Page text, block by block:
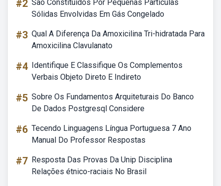
#2 São Constituídos Por Pequenas Partículas
Sólidas Envolvidas Em Gás Congelado
#3 Qual A Diferença Da Amoxicilina Tri-hidratada Para
Amoxicilina Clavulanato
#4 Identifique E Classifique Os Complementos
Verbais Objeto Direto E Indireto
#5 Sobre Os Fundamentos Arquiteturais Do Banco
De Dados Postgresql Considere
#6 Tecendo Linguagens Língua Portuguesa 7 Ano
Manual Do Professor Respostas
#7 Resposta Das Provas Da Unip Disciplina
Relações étnico-raciais No Brasil